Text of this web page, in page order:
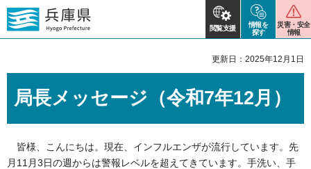
閲覧支援
情報を
探す
災害・安全
情報
更新日：2025年12月1日
局長メッセージ（令和7年12月）
皆様、こんにちは。現在、インフルエンザが流行しています。先
月11月3日の週からは警報レベルを超えてきています。手洗い、手